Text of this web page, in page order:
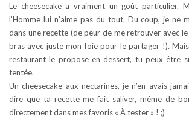
Le cheesecake a vraiment un goût particulier.
l’Homme lui n’aime pas du tout. Du coup, je ne
dans une recette (de peur de me retrouver avec
bras avec juste mon foie pour le partager !). Mais
restaurant le propose en dessert, tu peux être
tentée.
Un cheesecake aux nectarines, je n’en avais
dire que ta recette me fait saliver, même de
directement dans mes favoris « À tester » ! ;)